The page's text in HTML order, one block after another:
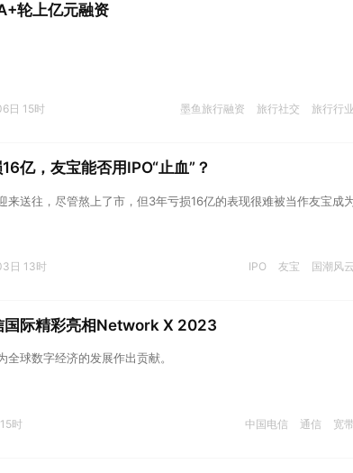
轮上亿元融资
墨鱼旅行融资 旅行社交 旅行行业
日 15时
亿，友宝能否用IPO“止血”？
来送往，尽管熬上了市，但3年亏损16亿的表现很难被当作友宝成
IPO 友宝 国潮风云
日 13时
国际精彩亮相Network X 2023
球数字经济的发展作出贡献。
中国电信 通信 宽带
时